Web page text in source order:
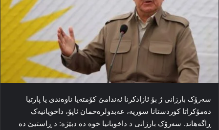
سه‌رۆک بارزانی ژ بۆ ئازادکرنا ئه‌ندامێ کۆمته‌یا ناوه‌ندی یا پارتیا
ده‌مۆکراتا کوردستانا سوریه‌، عه‌بدولره‌حمان ئاپۆ، داخویانیه‌ک
ڕاگەهاند. سه‌رۆک بارزانی د داخویانیا خوه‌ ده‌ دبێژه‌: د ڕاستیێ ده‌